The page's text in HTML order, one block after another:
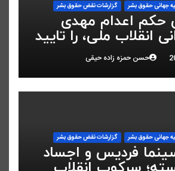
جهانی حقوق بشر گزارشات نقض حقوق بشر
حکم اعدام مهدی
انقلاب ملی، را تایید
حسن حمزه زاده حیقی
جهانی حقوق بشر گزارشات نقض حقوق بشر
فردیس و اجساد